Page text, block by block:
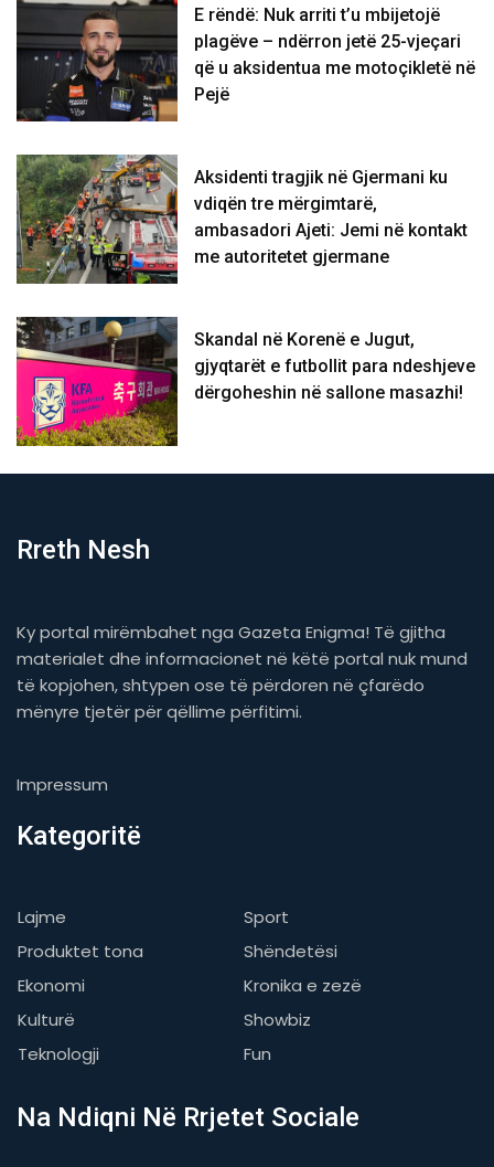
E rëndë: Nuk arriti t’u mbijetojë
plagëve – ndërron jetë 25-vjeçari
që u aksidentua me motoçikletë në
Pejë
Aksidenti tragjik në Gjermani ku
vdiqën tre mërgimtarë,
ambasadori Ajeti: Jemi në kontakt
me autoritetet gjermane
Skandal në Korenë e Jugut,
gjyqtarët e futbollit para ndeshjeve
dërgoheshin në sallone masazhi!
Rreth Nesh
Ky portal mirëmbahet nga Gazeta Enigma! Të gjitha
materialet dhe informacionet në këtë portal nuk mund
të kopjohen, shtypen ose të përdoren në çfarëdo
mënyre tjetër për qëllime përfitimi.
Impressum
Kategoritë
Lajme
Sport
Produktet tona
Shëndetësi
Ekonomi
Kronika e zezë
Kulturë
Showbiz
Teknologji
Fun
Na Ndiqni Në Rrjetet Sociale